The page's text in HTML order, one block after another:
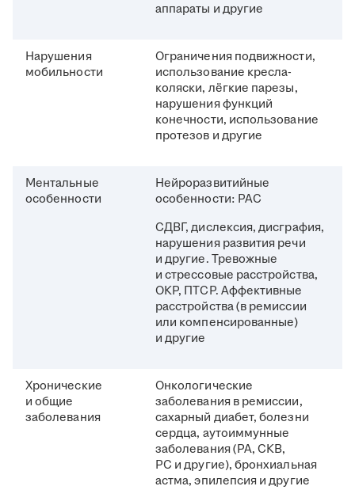
аппараты и другие
Нарушения
мобильности
Ограничения подвижности,
использование кресла-
коляски, лёгкие парезы,
нарушения функций
конечности, использование
протезов и другие
Ментальные
особенности
Нейроразвитийные
особенности: РАС
СДВГ, дислексия, дисграфия,
нарушения развития речи
и другие. Тревожные
и стрессовые расстройства,
ОКР, ПТСР. Аффективные
расстройства (в ремиссии
или компенсированные)
и другие
Хронические
и общие
заболевания
Онкологические
заболевания в ремиссии,
сахарный диабет, болезни
сердца, аутоиммунные
заболевания (РА, СКВ,
РС и другие), бронхиальная
астма, эпилепсия и другие